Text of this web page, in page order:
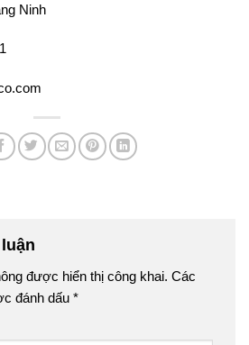
Ninh
được hiển thị công khai. Các
đánh dấu *